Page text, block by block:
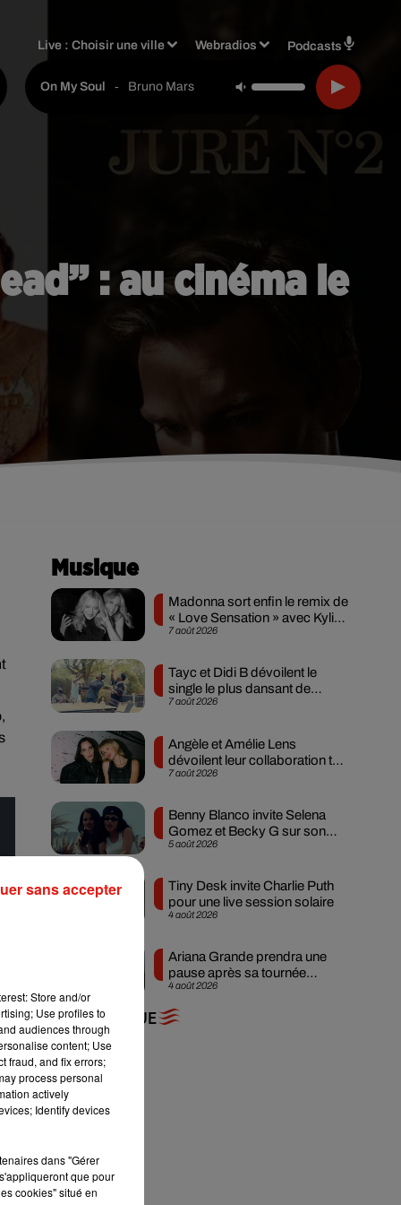
Live :Choisir une ville Webradios Podcasts
On My Soul - Bruno Mars
: au cinéma le
Musique
7 août 2026
Madonna sort enfin le remix de
« Love Sensation » avec Kylie
Minogue
7 août 2026
Tayc et Didi B dévoilent le
single le plus dansant de
l’année
7 août 2026
Angèle et Amélie Lens
dévoilent leur collaboration tant
attendue
5 août 2026
Benny Blanco invite Selena
Gomez et Becky G sur son
nouveau single
4 août 2026
Tiny Desk invite Charlie Puth
pour une live session solaire
4 août 2026
Ariana Grande prendra une
pause après sa tournée
mondiale
+ DE MUSIQUE
Store and/or
Use profiles to
audiences through
content; Use
fraud, and fix errors;
process personal
actively
Identify devices
dans "Gérer
que pour
cookies" situé en
sans accepter